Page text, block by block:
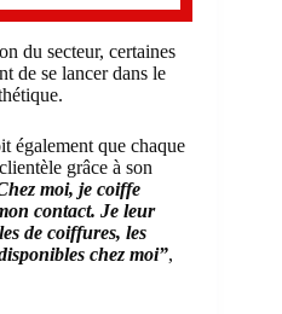
du secteur, certaines
de se lancer dans le
également que chaque
grâce à son
moi, je coiffe
contact. Je leur
de coiffures, les
chez moi”,